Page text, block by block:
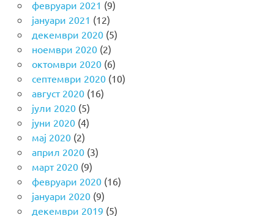
февруари 2021 (9)
јануари 2021 (12)
декември 2020(5)
ноември 2020(2)
октомври 2020(6)
септември 2020(10)
август 2020(16)
јули 2020(5)
јуни 2020(4)
мај 2020(2)
април 2020(3)
март 2020(9)
февруари 2020(16)
јануари 2020(9)
декември 2019 (5)